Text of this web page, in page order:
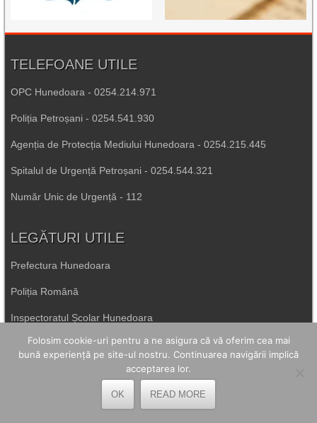
TELEFOANE UTILE
OPC Hunedoara - 0254.214.971
Poliția Petroșani - 0254.541.930
Agenția de Protecția Mediului Hunedoara - 0254.215.445
Spitalul de Urgență Petroșani - 0254.544.321
Număr Unic de Urgență - 112
LEGĂTURI UTILE
Prefectura Hunedoara
Poliția Română
Inspectoratul Școlar Hunedoara
Consiliul Județean Hunedoara
Folosim cookie-uri pentru a ne asigura că vă oferim cea mai
bună experiență pe site-ul nostru. Continuarea navigării implică
acceptarea lor.
OK READ MORE